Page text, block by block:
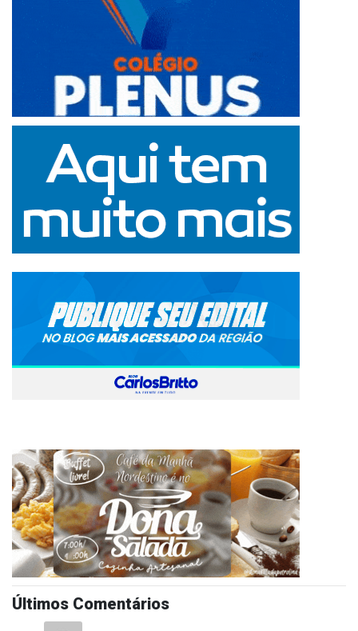
Últimos Comentários